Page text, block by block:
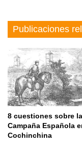
Publicaciones
8 cuestiones sobre la
Campaña Española
Cochinchina